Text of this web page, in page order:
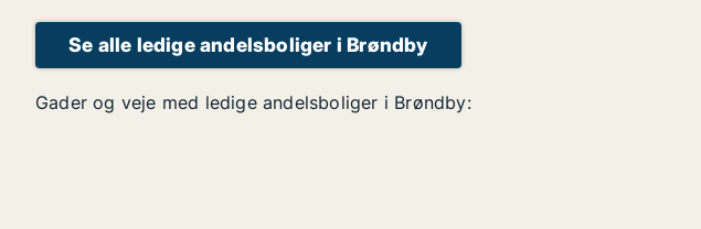
Se alle ledige andelsboliger i Brøndby
Gader og veje med ledige andelsboliger i Brøndby: